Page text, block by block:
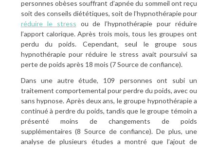
personnes obèses souffrant d’apnée du sommeil ont reçu
soit des conseils diététiques, soit de l’hypnothérapie pour
réduire le stress ou de l’hypnothérapie pour réduire
l’apport calorique. Après trois mois, tous les groupes ont
perdu du poids. Cependant, seul le groupe sous
hypnothérapie pour réduire le stress avait poursuivi sa
perte de poids après 18 mois (7 Source de confiance).
Dans une autre étude, 109 personnes ont subi un
traitement comportemental pour perdre du poids, avec ou
sans hypnose. Après deux ans, le groupe hypnothérapie a
continué à perdre du poids, tandis que le groupe témoin a
présenté moins de changements de poids
supplémentaires (8 Source de confiance). De plus, une
analyse de plusieurs études a montré que l’ajout de